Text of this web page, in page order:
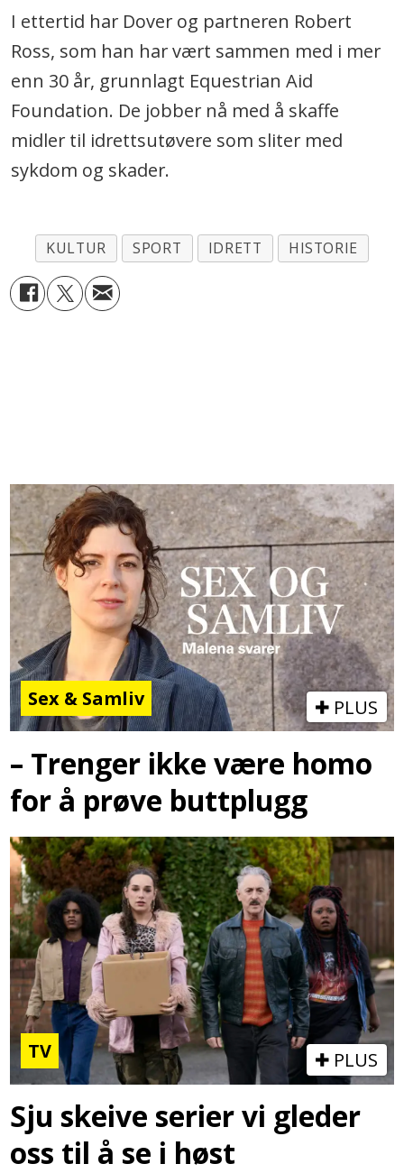
I ettertid har Dover og partneren Robert
Ross, som han har vært sammen med i mer
enn 30 år, grunnlagt Equestrian Aid
Foundation. De jobber nå med å skaffe
midler til idrettsutøvere som sliter med
sykdom og skader.
KULTUR SPORT IDRETT HISTORIE
Sex & Samliv PLUS
– Trenger ikke være homo
for å prøve buttplugg
TV PLUS
Sju skeive serier vi gleder
oss til å se i høst